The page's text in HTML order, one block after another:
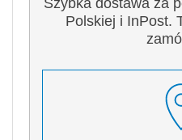
Szybka dostawa za
Polskiej i InPost.